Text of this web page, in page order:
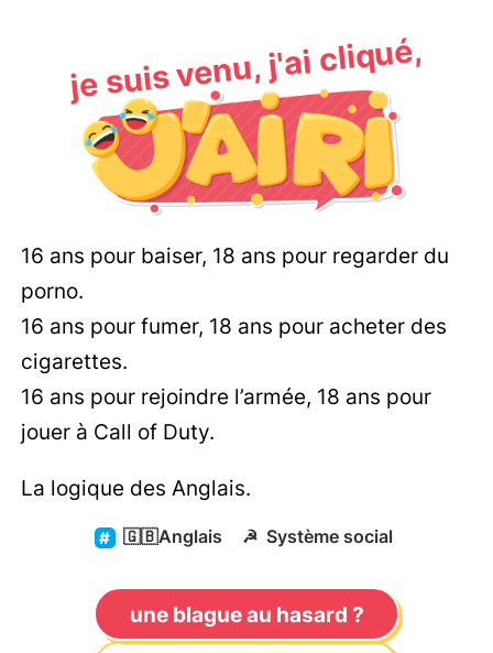
je suis venu, j'ai cliqué,
16 ans pour baiser, 18 ans pour regarder du
porno.
16 ans pour fumer, 18 ans pour acheter des
cigarettes.
16 ans pour rejoindre l’armée, 18 ans pour
jouer à Call of Duty.
La logique des Anglais.
🇬🇧Anglais ☭ Système social
une blague au hasard ?